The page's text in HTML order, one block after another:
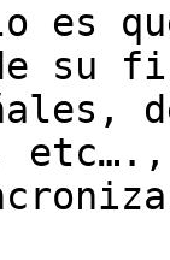
es
su